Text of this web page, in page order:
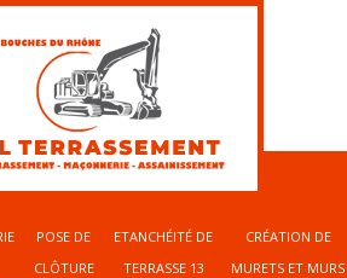
POSE DE
CLÔTURE
ETANCHÉITÉ DE
TERRASSE 13
CRÉATION DE
MURETS ET MURS